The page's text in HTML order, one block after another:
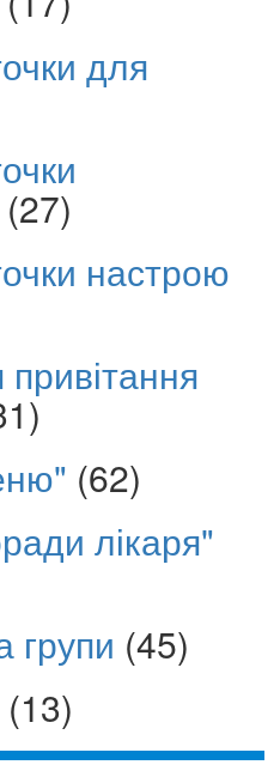
для
(27)
настрою
(62)
лікаря"
групи (45)
(13)